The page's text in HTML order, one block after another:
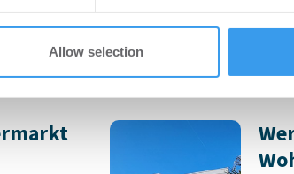
Allow selection